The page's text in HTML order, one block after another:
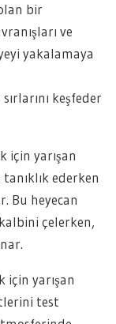
bir
ve
yakalamaya
keşfeder
için yarışan
ederken
Bu heyecan
çelerken,
yarışan
test